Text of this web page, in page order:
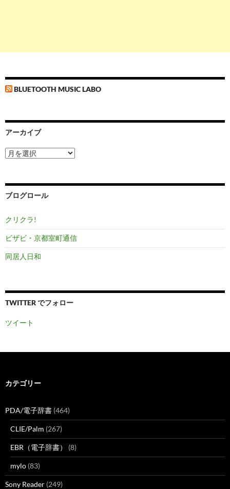
BLUETOOTH MUSIC LABO
アーカイブ
ア
ー
ブ
ブログロール
クリクラ!
ビザビ・京都室町通信
同居人日和
TWITTER でフォロー
ツイート
カテゴリー
PDA/電子辞書 (464)
CLIE/Palm (267)
EBR（電子辞書） (8)
mylo (83)
Sony Reader (249)